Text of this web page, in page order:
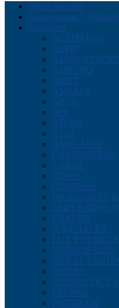
Obras Sociales
Cooperativas y
Sindicatos
ACEITEROS
AEFIP
AMECRO
AMET
AMSAFE
APUR
ATE
ATFAR
ATSA
BANCARIA
CAMIONEROS
CARNE
COAD
CORREOS
DRAGADO Y
EMPLEADOS
ENAPRO
JUDICIALES
LUZ Y FUERZA
MUNICIPALES
OBRAS
OUCRA
PEONES DE
PRENSA
QUIMICOS